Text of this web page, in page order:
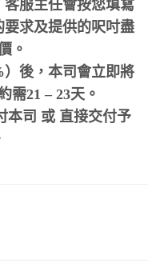
服主任會按您填寫
要求及提供的呎吋盡
。
後，本司會立即將
需21 – 23天。
本司 或 直接交付予